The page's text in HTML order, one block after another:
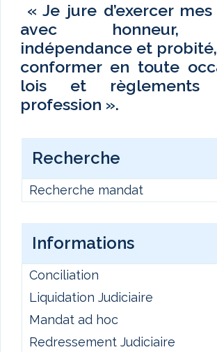
« Je jure d’exercer
avec honneur,
indépendance et
conformer en toute
lois et
profession ».
Recherche
Recherche mandat
Informations
Conciliation
Liquidation Judiciaire
Mandat ad hoc
Redressement Judiciaire